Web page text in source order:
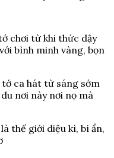
chơi từ khi thức dậy
bình minh vàng, bọn
ca hát từ sáng sớm
nơi này nơi nọ mà
thế giới diệu kì, bí ẩn,